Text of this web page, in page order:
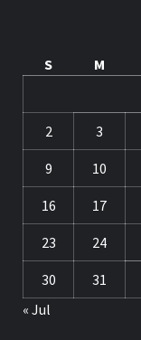
S
M
2 3
9 10
16 17
23 24
30
31
« Jul